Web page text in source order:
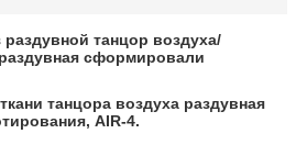
раздувной танцор воздуха/
сформировали
танцора воздуха раздувная
AIR-4.